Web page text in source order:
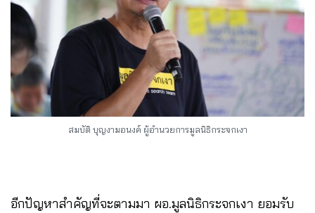
สมบัติ บุญงามอนงค์ ผู้อำนวยการมูลนิธิกระจกเงา
อีกปัญหาสำคัญที่จะตามมา ผอ.มูลนิธิกระจกเงา ยอมรับ